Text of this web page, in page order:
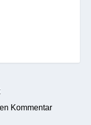
Kommentar